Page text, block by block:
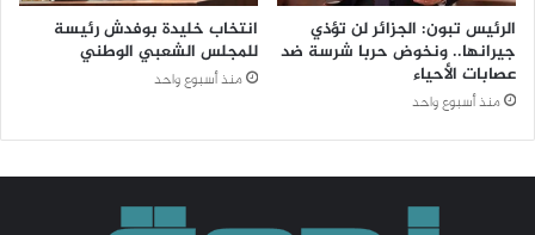
الرئيس تبون: الجزائر لن تؤذي
جيرانها.. ونخوض حربا شرسة ضد
عصابات الأحياء
منذ أسبوع واحد
انتخاب خليدة بوفدش رئيسة
للمجلس الشعبي الوطني
منذ أسبوع واحد